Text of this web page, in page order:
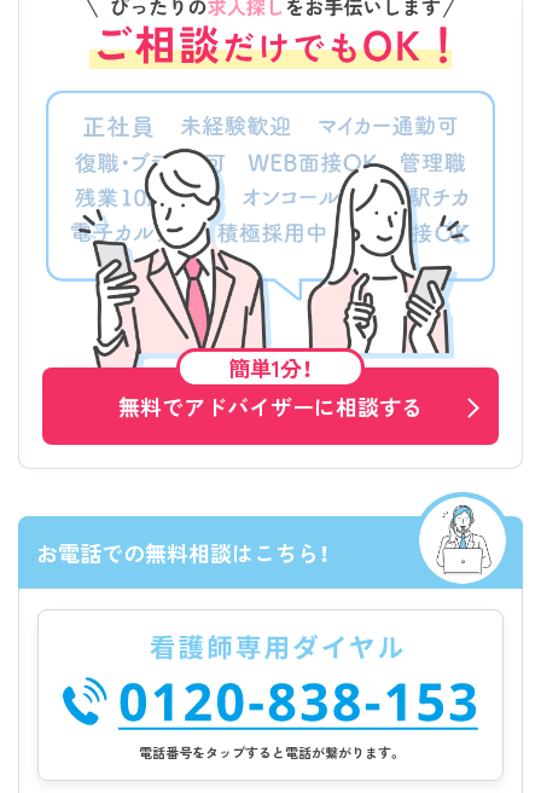
簡単1分！
無料でアドバイザーに相談する
お電話での無料相談はこちら！
電話番号をタップすると電話が繋がります。